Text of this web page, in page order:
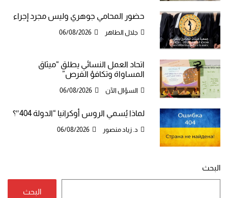
حضور المحامي جوهري وليس مجرد إجراء
جلال الطاهر 06/08/2026
اتحاد العمل النسائي يطلق “ميثاق
المساواة وتكافؤ الفرص”
السؤال الآن 06/08/2026
لماذا يُسمي الروس أوكرانيا “الدولة 404″؟
د. زياد منصور 06/08/2026
البحث
البحث